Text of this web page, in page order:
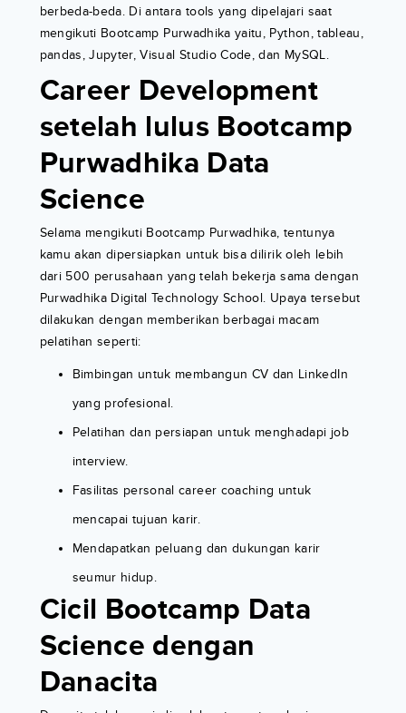
berbeda-beda. Di antara tools yang dipelajari saat
mengikuti Bootcamp Purwadhika yaitu, Python, tableau,
pandas, Jupyter, Visual Studio Code, dan MySQL.
Career Development
setelah lulus Bootcamp
Purwadhika Data
Science
Selama mengikuti Bootcamp Purwadhika, tentunya
kamu akan dipersiapkan untuk bisa dilirik oleh lebih
dari 500 perusahaan yang telah bekerja sama dengan
Purwadhika Digital Technology School. Upaya tersebut
dilakukan dengan memberikan berbagai macam
pelatihan seperti:
Bimbingan untuk membangun CV dan LinkedIn
yang profesional.
Pelatihan dan persiapan untuk menghadapi job
interview.
Fasilitas personal career coaching untuk
mencapai tujuan karir.
Mendapatkan peluang dan dukungan karir
seumur hidup.
Cicil Bootcamp Data
Science dengan
Danacita